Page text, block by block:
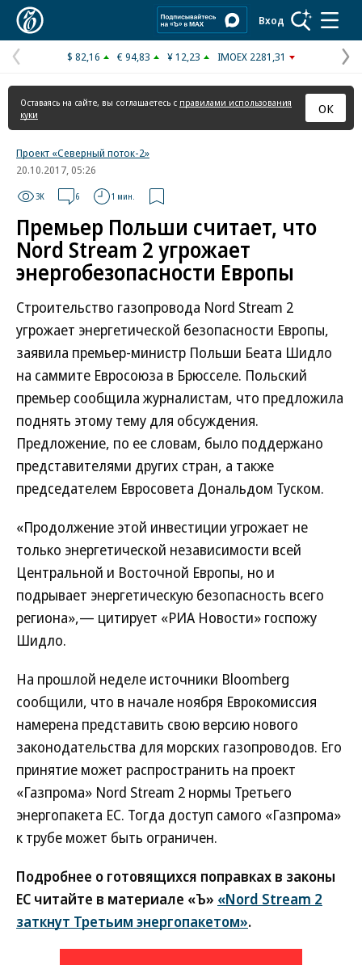
Вход
Предыдущая
страница
$ 82,16 € 94,83 ¥ 12,23 IMOEX 2281,31
Оставаясь на сайте, вы соглашаетесь с правилами использования
куки
ОК
Проект «Северный поток-2»
20.10.2017, 05:26
3K 6 1 мин.
Премьер Польши считает, что
Nord Stream 2 угрожает
энергобезопасности Европы
Строительство газопровода Nord Stream 2
угрожает энергетической безопасности Европы,
заявила премьер-министр Польши Беата Шидло
на саммите Евросоюза в Брюсселе. Польский
премьер сообщила журналистам, что предложила
поднять этому тему для обсуждения.
Предложение, по ее словам, было поддержано
представителями других стран, а также
председателем Евросовета Дональдом Туском.
«Продолжение этой инвестиции угрожает не
только энергетической независимости всей
Центральной и Восточной Европы, но и
подрывает энергетическую безопасность всего
региона»,— цитирует «РИА Новости» госпожу
Шидло.
На прошлой неделе источники Bloomberg
сообщили, что в начале ноября Еврокомиссия
намерена представить свою версию нового
законодательства для морских газопроводов. Его
принятие может распространить на проект
«Газпрома» Nord Stream 2 нормы Третьего
энергопакета ЕС. Тогда доступ самого «Газпрома»
к трубе может быть ограничен.
Подробнее о готовящихся поправках в законы
ЕС читайте в материале «Ъ» «Nord Stream 2
заткнут Третьим энергопакетом».